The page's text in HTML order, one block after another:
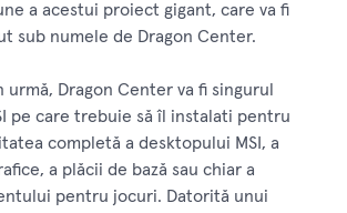
a acestui proiect gigant, care va fi
sub numele de Dragon Center.
urmă, Dragon Center va fi singurul
pe care trebuie să îl instalati pentru
completă a desktopului MSI, a
a plăcii de bază sau chiar a
pentru jocuri. Datorită unui